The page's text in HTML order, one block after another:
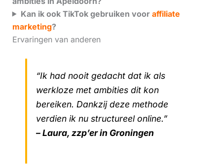
Kan ik ook TikTok gebruiken voor affiliate
marketing?
Ervaringen van anderen
“Ik had nooit gedacht dat ik als
werkloze met ambities dit kon
bereiken. Dankzij deze methode
verdien ik nu structureel online.”
– Laura, zzp’er in Groningen